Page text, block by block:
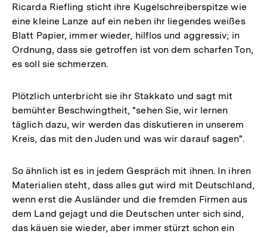
Ricarda Riefling sticht ihre Kugelschreiberspitze wie
eine kleine Lanze auf ein neben ihr liegendes weißes
Blatt Papier, immer wieder, hilflos und aggressiv; in
Ordnung, dass sie getroffen ist von dem scharfen Ton,
es soll sie schmerzen.
Plötzlich unterbricht sie ihr Stakkato und sagt mit
bemühter Beschwingtheit, "sehen Sie, wir lernen
täglich dazu, wir werden das diskutieren in unserem
Kreis, das mit den Juden und was wir darauf sagen".
So ähnlich ist es in jedem Gespräch mit ihnen. In ihren
Materialien steht, dass alles gut wird mit Deutschland,
wenn erst die Ausländer und die fremden Firmen aus
dem Land gejagt und die Deutschen unter sich sind,
das käuen sie wieder, aber immer stürzt schon ein